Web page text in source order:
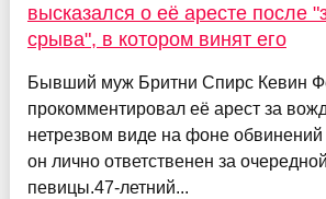
высказался о её аресте после
срыва", в котором винят его
Бывший муж Бритни Спирс Кевин
прокомментировал её арест за
нетрезвом виде на фоне обвинений
он лично ответственен за
певицы.47-летний...